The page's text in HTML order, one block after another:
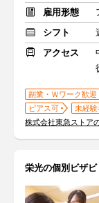
雇用形態
シフト
アクセス
副業・Ｗワーク歓迎
ピアス可
未経験
株式会社東急ストア
栄光の個別ビザ